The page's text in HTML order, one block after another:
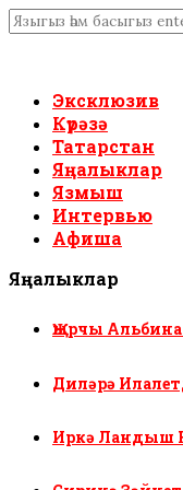
Эксклюзив
Күрәзә
Татарстан
Яңалыклар
Язмыш
Интервью
Афиша
Яңалыклар
Җырчы
Диләрә
Иркә Ландыш